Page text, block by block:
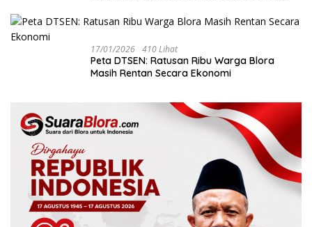
17/01/2026 410 Lihat
‎Peta DTSEN: Ratusan Ribu Warga Blora
Masih Rentan Secara Ekonomi